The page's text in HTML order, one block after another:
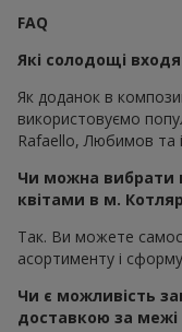
FAQ
Які солодощі
Як доданок в
використовуємо
Rafaello, Любимов та
Чи можна вибрати
квітами в м.
Так. Ви можете
асортименту і
Чи є можливість
доставкою за